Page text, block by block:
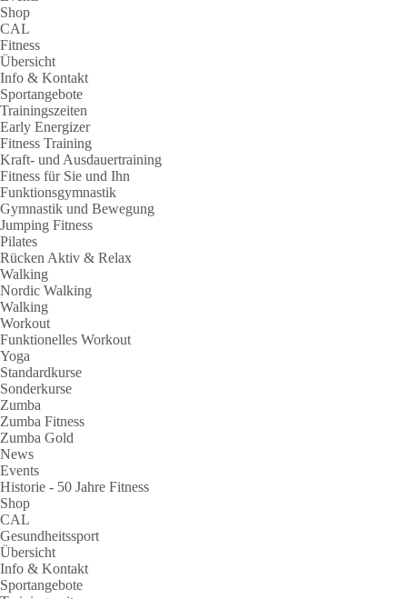
Shop
CAL
Fitness
Übersicht
Info & Kontakt
Sportangebote
Trainingszeiten
Early Energizer
Fitness Training
Kraft- und Ausdauertraining
Fitness für Sie und Ihn
Funktionsgymnastik
Gymnastik und Bewegung
Jumping Fitness
Pilates
Rücken Aktiv & Relax
Walking
Nordic Walking
Walking
Workout
Funktionelles Workout
Yoga
Standardkurse
Sonderkurse
Zumba
Zumba Fitness
Zumba Gold
News
Events
Historie - 50 Jahre Fitness
Shop
CAL
Gesundheitssport
Übersicht
Info & Kontakt
Sportangebote